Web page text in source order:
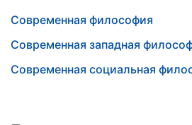
Современная философия
Современная западная
Современная социальная